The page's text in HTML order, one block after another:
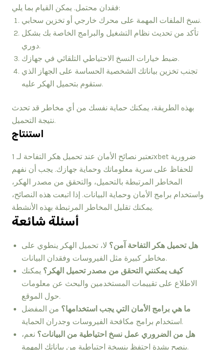
فقدان محتمل. يمكن القيام بما يلي:
نسخ الملفات المهمة على محرك خارجي أو تخزين سحابي.
تأكد من تحديث نظام التشغيل والبرامج الخاصة بك بشكل
دوري.
ضبط خيارات النسخ الاحتياطي التلقائي في جهازك.
تجنب تخزين بياناتك الشخصية الحساسة على الجهاز الذي
ستقوم بتحميل الهكر عليه.
بهذه الطريقة، يمكنك حماية نفسك من أي مخاطر قد تحدث
نتيجة التحميل.
استنتاج
تعتبر نصائح الأمان عند تحميل هكر التفاحة لـ 1xbet ضرورية
للحفاظ على سرية معلوماتك وحماية جهازك. يجب أن نفهم
المخاطر المرتبطة بالتحميل، والتحقق من مصدر الهكر،
واستخدام برامج الأمان وحماية البيانات. إذا اتبعت هذه النصائح،
يمكنك تقليل المخاطر المرتبطة بهذه الأنشطة.
أسئلة شائعة
هل تحميل هكر التفاحة آمن؟ لا، تحميل الهكر ينطوي على
مخاطر كبيرة مثل الفيروسات وفقدان البيانات.
كيف يمكنني التحقق من مصدر تحميل الهكر؟ يمكنك
الاطلاع على تقييمات المستخدمين والبحث عن معلومات
حول الموقع.
ما هي برامج الأمان التي يجب استخدامها؟ من المفضل
استخدام برامج مكافحة الفيروسات وجدران الحماية.
هل من الضروري عمل نسخ احتياطية من البيانات؟ نعم،
ينصح بشدة احتفظ بنسخة احتياطية من بياناتك المهمة.